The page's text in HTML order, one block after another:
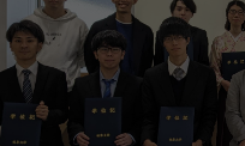
キ
ッ